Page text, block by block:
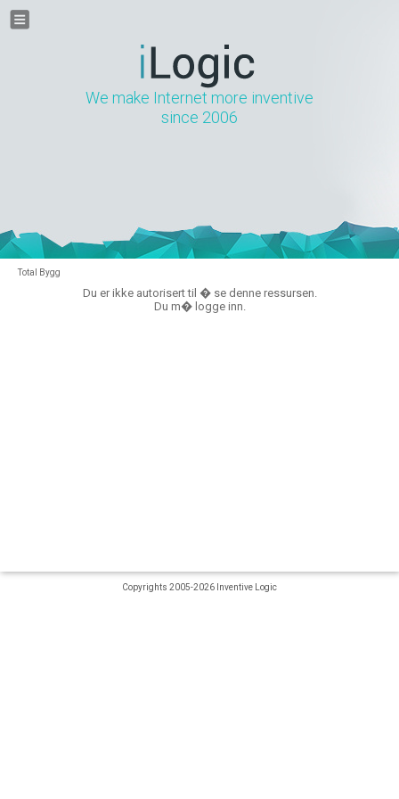
We make Internet more inventive
since 2006
Total Bygg
Du er ikke autorisert til � se denne ressursen.
Du m� logge inn.
Copyrights 2005-2026 Inventive Logic